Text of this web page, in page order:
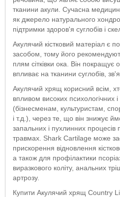
тканини акули. Сучасна
як джерело натурального
підтримки здоров'я суглобів і
Акулячий кістковий матеріал є
засобом, тому його
плям сітківки ока. Він покращує
впливає на тканини суглобів,
Акулячий хрящ корисний всім,
впливом високих психологічних
(бізнесменам, культуристам,
і т.д.), через те, що він знижує
запальних і пухлинних процесів
травмах. Shark Cartilage може
прискорення відновлення
а також для профілактики
виразкового коліту, анальних
артрозу.
Купити Акулячий хрящ Country